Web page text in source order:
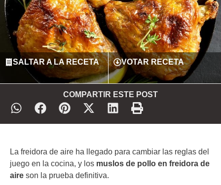
SALTAR A LA RECETA VOTAR RECETA
COMPARTIR ESTE POST
La freidora de aire ha llegado para cambiar las reglas del
juego en la cocina, y los muslos de pollo en freidora de
aire son la prueba definitiva.